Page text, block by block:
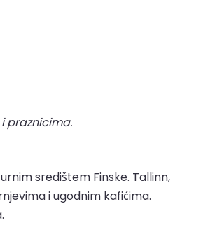
praznicima.
središtem Finske. Tallinn,
i ugodnim kafićima.